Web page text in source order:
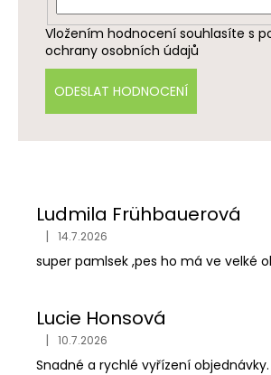
Vložením hodnocení souhlasíte s
ochrany osobních údajů
ODESLAT HODNOCENÍ
V
Ludmila Frühbauerová
Hodnocení obchodu je 5 z 5 hvězdiček.
| 14.7.2026
super pamlsek ,pes ho má ve velké
Lucie Honsová
Hodnocení obchodu je 5 z 5 hvězdiček.
| 10.7.2026
Snadné a rychlé vyřízení objednávky.